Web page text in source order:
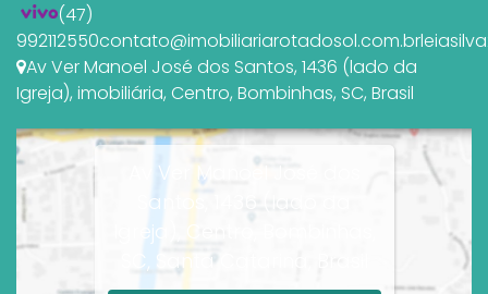
(47)
992112550contato@imobiliariarotadosol.com.br
Av Ver Manoel José dos Santos, 1436 (lado da
Igreja), imobiliária, Centro, Bombinhas, SC, Brasil
Av Ver Manoel José dos
Santos, 1436 (lado da
Igreja), Centro, Bombinhas,
SC, Santa Catarina, Brasil